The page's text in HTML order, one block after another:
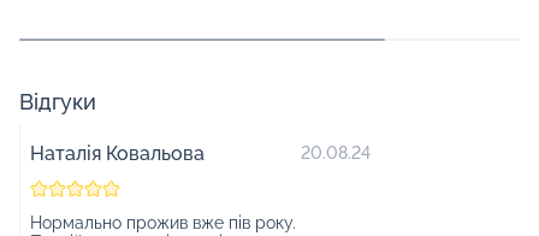
Відгуки
Наталія Ковальова 20.08.24
Нормально прожив вже пів року.